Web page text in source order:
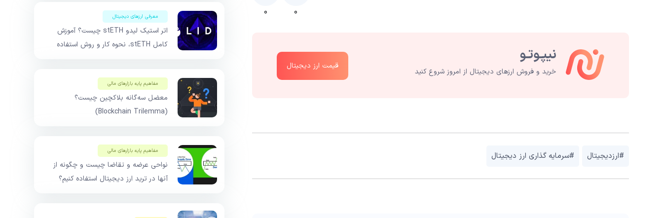
۰ ۰
خرید و فروش ارزهای دیجیتال از امروز شروع کنید
قیمت ارز دیجیتال
#ارزدیجیتال #سرمایه گذاری ارز دیجیتال
معرفی ارزهای دیجیتال
اتر استیک لیدو stETH چیست؟ آموزش
کامل stETH، نحوه کار و روش استفاده
مفاهیم پایه بازار‌های مالی
معضل سه‌گانه بلاکچین چیست؟
(Blockchain Trilemma)
مفاهیم پایه بازار‌های مالی
نواحی عرضه و تقاضا چیست و چگونه از
آنها در ترید ارز دیجیتال استفاده کنیم؟